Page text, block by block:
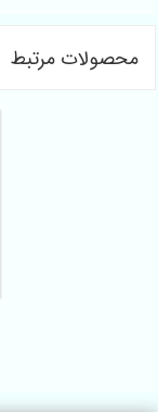
محصولات مرتبط